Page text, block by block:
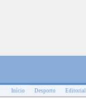
Início Desporto Editorial